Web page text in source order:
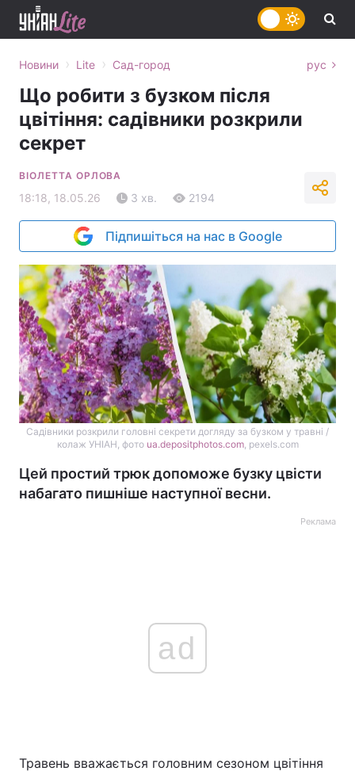
Новини › Lite › Сад-город рус
Що робити з бузком після
цвітіння: садівники розкрили
секрет
ВІОЛЕТТА ОРЛОВА
18:18, 18.05.26 3 хв. 2194
Підпишіться на нас в Google
Садівники розкрили головні секрети догляду за бузком у травні /
колаж УНІАН, фото ua.depositphotos.com, pexels.com
Цей простий трюк допоможе бузку цвісти
набагато пишніше наступної весни.
Реклама
ad
Травень вважається головним сезоном цвітіння